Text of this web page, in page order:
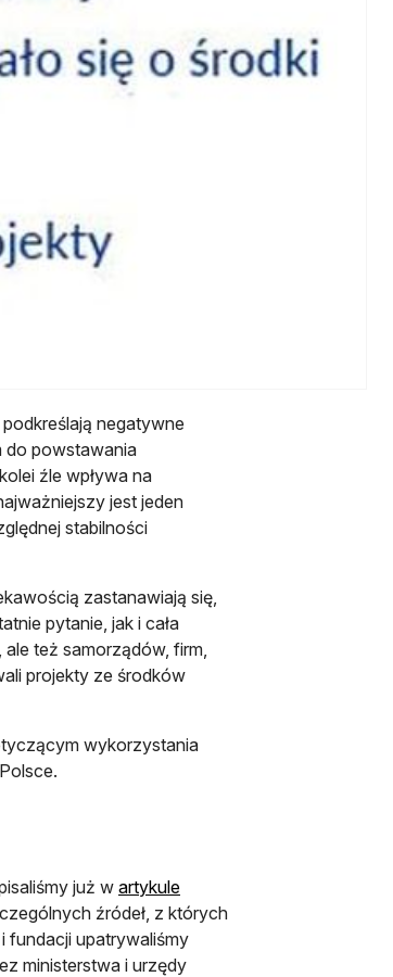
negatywne
do powstawania
źle wpływa na
jest jeden
stabilności
zastanawiają się,
pytanie, jak i cała
też samorządów, firm,
projekty ze środków
wykorzystania
już w artykule
źródeł, z których
fundacji upatrywaliśmy
ministerstwa i urzędy